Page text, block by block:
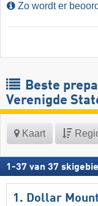
Zo wordt er
Beste
Verenigde
Kaart
1 -37 van 37
1. Dollar